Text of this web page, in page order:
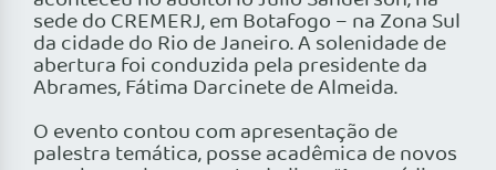
sede do CREMERJ, em Botafogo – na Zona Sul
da cidade do Rio de Janeiro. A solenidade de
abertura foi conduzida pela presidente da
Abrames, Fátima Darcinete de Almeida.
O evento contou com apresentação de
palestra temática, posse acadêmica de novos